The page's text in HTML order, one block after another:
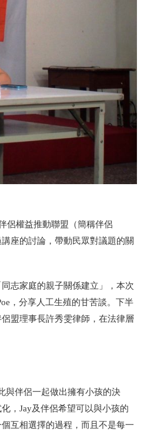
侶權益推動聯盟（簡稱伴侶
座的討論，帶動民眾對議題的關
志家庭的親子關係建立」，本次
，分享人工生殖的甘苦談。下半
盟理事長許秀雯律師，在法律層
與伴侶一起做出擁有小孩的決
，Jay及伴侶希望可以與小孩的
互相選擇的過程，而且不是每一